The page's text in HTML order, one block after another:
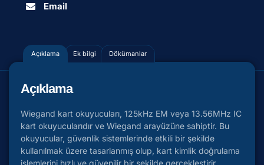
Email
Açıklama Ek bilgi Dökümanlar
Açıklama
Wiegand kart okuyucuları, 125kHz EM veya 13.56MHz IC
kart okuyucularıdır ve Wiegand arayüzüne sahiptir. Bu
okuyucular, güvenlik sistemlerinde etkili bir şekilde
kullanılmak üzere tasarlanmış olup, kart kimlik doğrulama
işlemlerini hızlı ve güvenilir bir şekilde gerçekleştirir.